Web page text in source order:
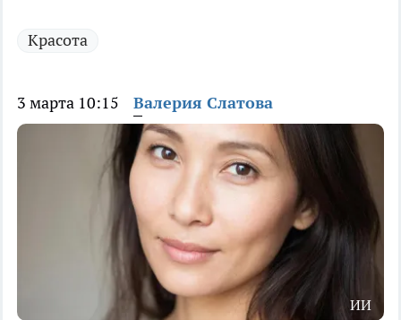
Красота
3 марта 10:15 Валерия Слатова
ИИ